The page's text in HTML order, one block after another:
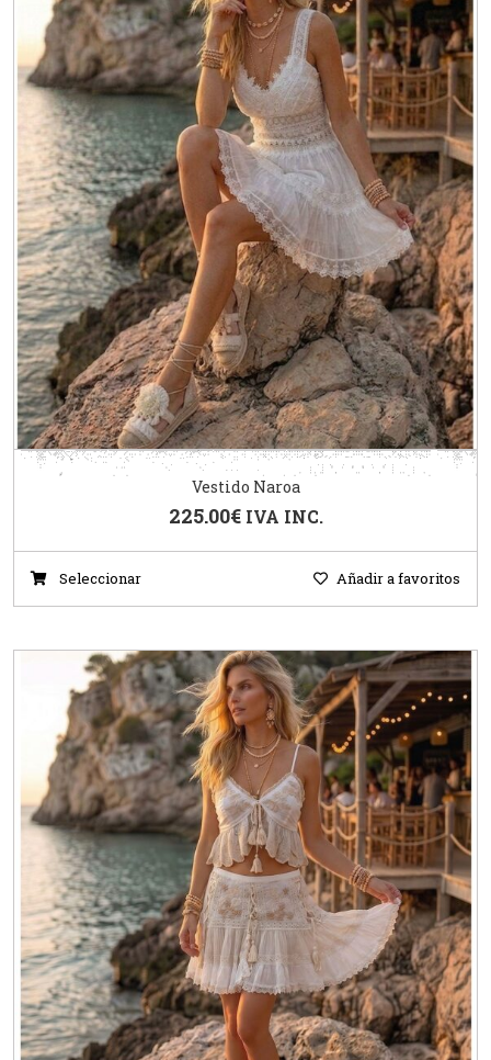
Vestido Naroa
225.00€ IVA INC.
Seleccionar Añadir a favoritos